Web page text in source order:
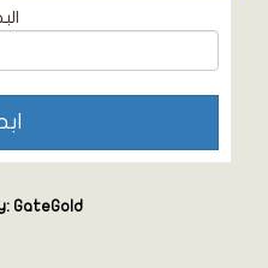
GateGold